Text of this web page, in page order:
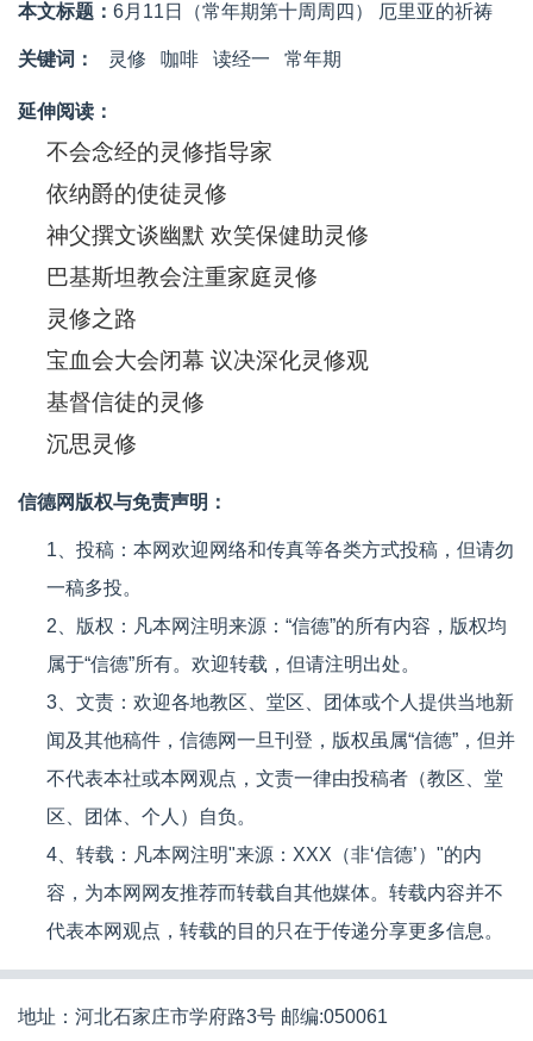
本文标题： 6月11日（常年期第十周周四） 厄里亚的祈祷
关键词： 灵修 咖啡 读经一 常年期
延伸阅读：
不会念经的灵修指导家
依纳爵的使徒灵修
神父撰文谈幽默 欢笑保健助灵修
巴基斯坦教会注重家庭灵修
灵修之路
宝血会大会闭幕 议决深化灵修观
基督信徒的灵修
沉思灵修
信德网版权与免责声明：
1、投稿：本网欢迎网络和传真等各类方式投稿，但请勿
一稿多投。
2、版权：凡本网注明来源：“信德”的所有内容，版权均
属于“信德”所有。欢迎转载，但请注明出处。
3、文责：欢迎各地教区、堂区、团体或个人提供当地新
闻及其他稿件，信德网一旦刊登，版权虽属“信德”，但并
不代表本社或本网观点，文责一律由投稿者（教区、堂
区、团体、个人）自负。
4、转载：凡本网注明"来源：XXX（非‘信德’）"的内
容，为本网网友推荐而转载自其他媒体。转载内容并不
代表本网观点，转载的目的只在于传递分享更多信息。
地址：河北石家庄市学府路3号 邮编:050061